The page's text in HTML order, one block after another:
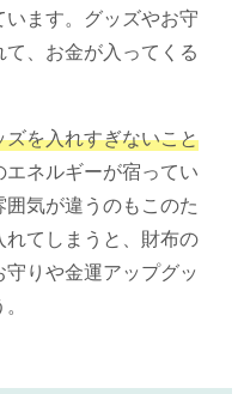
ます。グッズやお守
、お金が入ってくる
ズを入れすぎないこと
ネルギーが宿ってい
気が違うのもこのた
てしまうと、財布の
りや金運アップグッ